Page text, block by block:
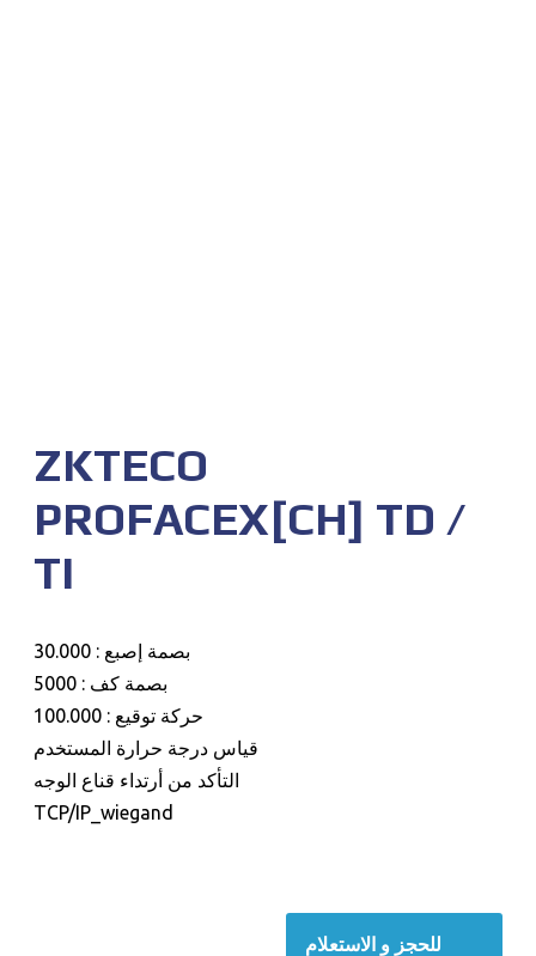
ZKTECO
PROFACEX[CH] TD /
TI
بصمة إصبع : 30.000
بصمة كف : 5000
حركة توقيع : 100.000
قياس درجة حرارة المستخدم
التأكد من أرتداء قناع الوجه
TCP/IP_wiegand
للحجز و الاستعلام